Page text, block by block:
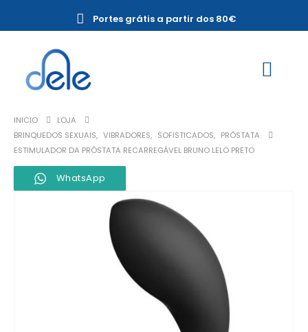
Portes grátis a partir dos 80€
INICIO
LOJA
BRINQUEDOS SEXUAIS, VIBRADORES, SOFISTICADOS, PRÓSTATA
ESTIMULADOR DA PRÓSTATA RECARREGÁVEL BRUNO LELO PRETO
WhatsApp